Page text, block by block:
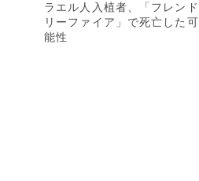
ラエル人入植者、「フレンド
リーファイア」で死亡した可
能性